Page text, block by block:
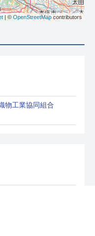
| © OpenStreetMapcontributors
物工業協同組合